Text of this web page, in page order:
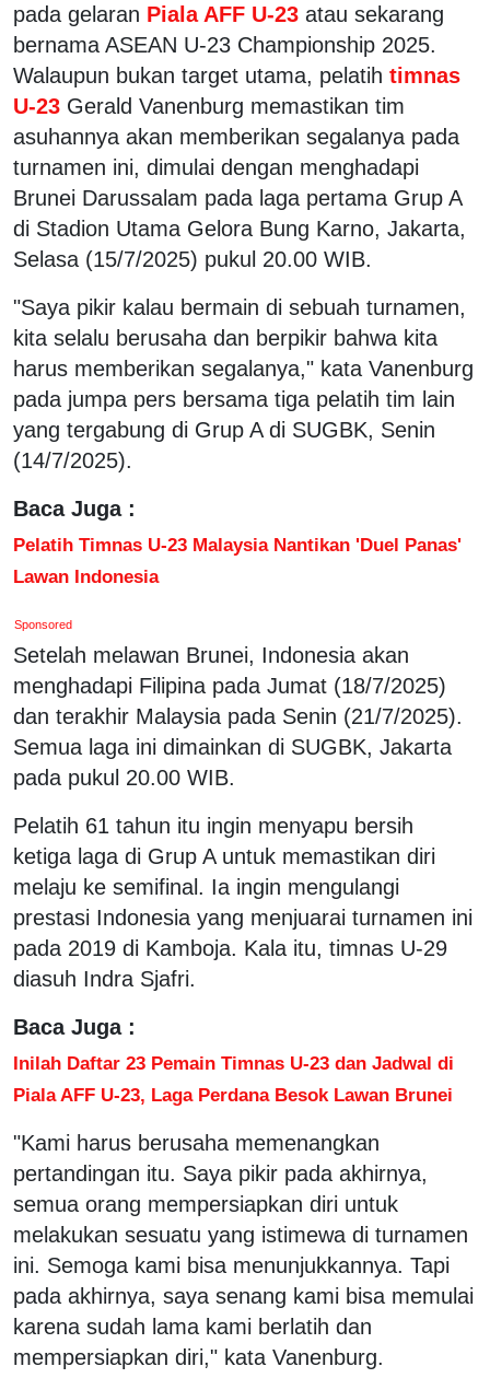
pada gelaran Piala AFF U-23 atau sekarang
bernama ASEAN U-23 Championship 2025.
Walaupun bukan target utama, pelatih timnas
U-23 Gerald Vanenburg memastikan tim
asuhannya akan memberikan segalanya pada
turnamen ini, dimulai dengan menghadapi
Brunei Darussalam pada laga pertama Grup A
di Stadion Utama Gelora Bung Karno, Jakarta,
Selasa (15/7/2025) pukul 20.00 WIB.
"Saya pikir kalau bermain di sebuah turnamen,
kita selalu berusaha dan berpikir bahwa kita
harus memberikan segalanya," kata Vanenburg
pada jumpa pers bersama tiga pelatih tim lain
yang tergabung di Grup A di SUGBK, Senin
(14/7/2025).
Baca Juga :
Pelatih Timnas U-23 Malaysia Nantikan 'Duel Panas'
Lawan Indonesia
Sponsored
Setelah melawan Brunei, Indonesia akan
menghadapi Filipina pada Jumat (18/7/2025)
dan terakhir Malaysia pada Senin (21/7/2025).
Semua laga ini dimainkan di SUGBK, Jakarta
pada pukul 20.00 WIB.
Pelatih 61 tahun itu ingin menyapu bersih
ketiga laga di Grup A untuk memastikan diri
melaju ke semifinal. Ia ingin mengulangi
prestasi Indonesia yang menjuarai turnamen ini
pada 2019 di Kamboja. Kala itu, timnas U-29
diasuh Indra Sjafri.
Baca Juga :
Inilah Daftar 23 Pemain Timnas U-23 dan Jadwal di
Piala AFF U-23, Laga Perdana Besok Lawan Brunei
"Kami harus berusaha memenangkan
pertandingan itu. Saya pikir pada akhirnya,
semua orang mempersiapkan diri untuk
melakukan sesuatu yang istimewa di turnamen
ini. Semoga kami bisa menunjukkannya. Tapi
pada akhirnya, saya senang kami bisa memulai
karena sudah lama kami berlatih dan
mempersiapkan diri," kata Vanenburg.